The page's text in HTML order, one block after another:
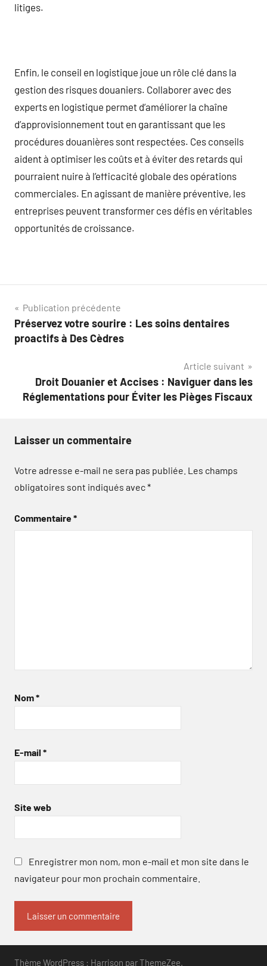
litiges.
Enfin, le conseil en logistique joue un rôle clé dans la
gestion des risques douaniers. Collaborer avec des
experts en logistique permet d’améliorer la chaîne
d’approvisionnement tout en garantissant que les
procédures douanières sont respectées. Ces conseils
aident à optimiser les coûts et à éviter des retards qui
pourraient nuire à l’efficacité globale des opérations
commerciales. En agissant de manière préventive, les
entreprises peuvent transformer ces défis en véritables
opportunités de croissance.
Navigation
de
Publication précédente
Préservez votre sourire : Les soins dentaires
proactifs à Des Cèdres
Article suivant
Droit Douanier et Accises : Naviguer dans les
Réglementations pour Éviter les Pièges Fiscaux
Laisser un commentaire
Votre adresse e-mail ne sera pas publiée. Les champs
obligatoires sont indiqués avec*
Commentaire*
Nom*
E-mail *
Site web
Enregistrer mon nom, mon e-mail et mon site dans le
navigateur pour mon prochain commentaire.
Thème WordPress : Harrison par ThemeZee.